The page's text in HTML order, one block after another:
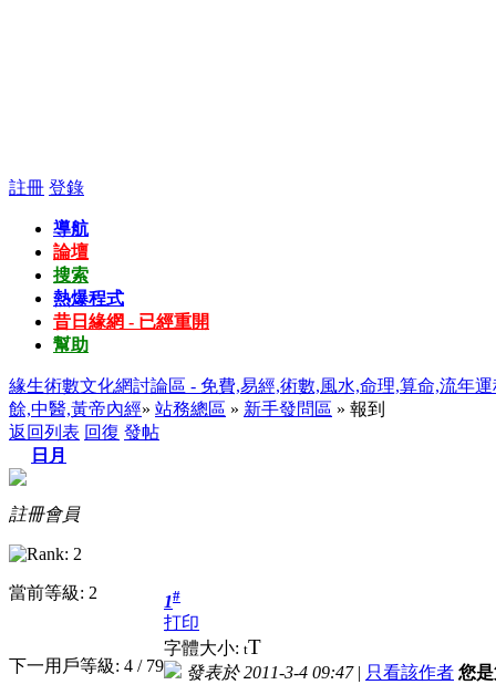
註冊 登錄
導航
論壇
搜索
熱爆程式
昔日緣網 - 已經重開
幫助
緣生術數文化網討論區 - 免費,易經,術數,風水,命理,算命,流年
餘,中醫,黃帝內經» 站務總區 » 新手發問區 » 報到
返回列表 回復 發帖
日月
註冊會員
當前等級: 2
下一用戶等級: 4 / 79
1#
打印
字體大小: tT
發表於 2011-3-4 09:47| 只看該作者 您